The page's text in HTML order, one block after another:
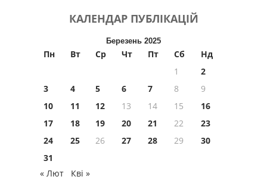
КАЛЕНДАР ПУБЛІКАЦІЙ
Березень 2025
Пн Вт Ср Чт Пт Сб
Нд
1
2
3
4 5 6 7 8
9
10
11 12 13 14 15
16
17
18 19 20 21 22
23
24
25 26 27 28 29
30
31
« Лют
Кві »